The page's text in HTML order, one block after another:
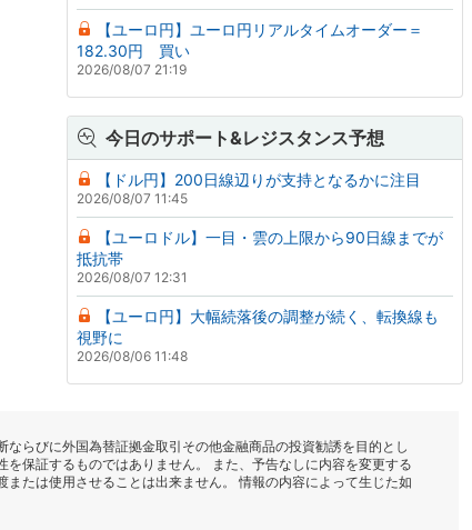
【ユーロ円】ユーロ円リアルタイムオーダー＝
182.30円 買い
2026/08/07 21:19
今日のサポート&レジスタンス予想
【ドル円】200日線辺りが支持となるかに注目
2026/08/07 11:45
【ユーロドル】一目・雲の上限から90日線までが
抵抗帯
2026/08/07 12:31
【ユーロ円】大幅続落後の調整が続く、転換線も
視野に
2026/08/06 11:48
らびに外国為替証拠金取引その他金融商品の投資勧誘を目的とし
保証するものではありません。 また、予告なしに内容を変更する
たは使用させることは出来ません。 情報の内容によって生じた如